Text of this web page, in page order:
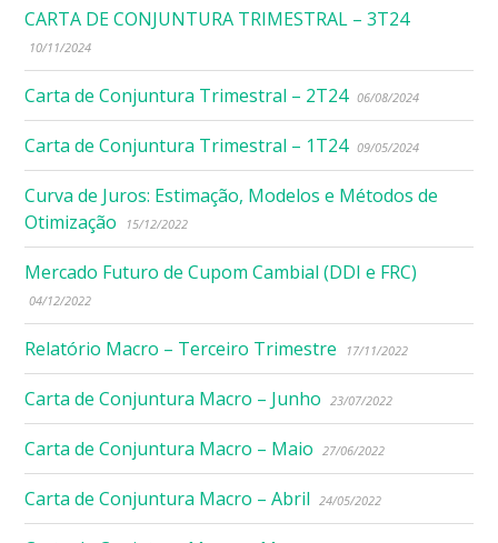
CARTA DE CONJUNTURA TRIMESTRAL – 3T24
10/11/2024
Carta de Conjuntura Trimestral – 2T24 06/08/2024
Carta de Conjuntura Trimestral – 1T24 09/05/2024
Curva de Juros: Estimação, Modelos e Métodos de
Otimização
15/12/2022
Mercado Futuro de Cupom Cambial (DDI e FRC)
04/12/2022
Relatório Macro – Terceiro Trimestre 17/11/2022
Carta de Conjuntura Macro – Junho 23/07/2022
Carta de Conjuntura Macro – Maio 27/06/2022
Carta de Conjuntura Macro – Abril 24/05/2022